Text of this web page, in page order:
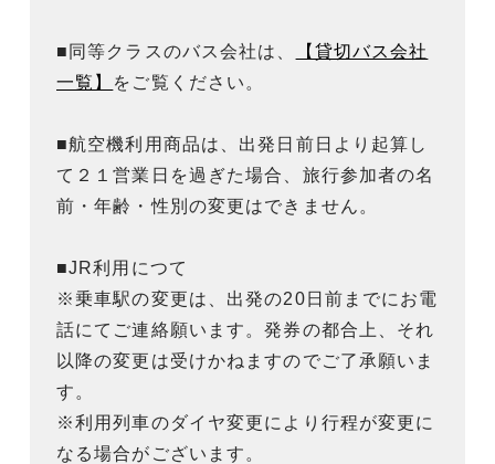
■同等クラスのバス会社は、
【貸切バス会社
一覧】 をご覧ください。
■航空機利用商品は、出発日前日より起算し
て２１営業日を過ぎた場合、旅行参加者の名
前・年齢・性別の変更はできません。
■JR利用につて
※乗車駅の変更は、出発の20日前までにお電
話にてご連絡願います。発券の都合上、それ
以降の変更は受けかねますのでご了承願いま
す。
※利用列車のダイヤ変更により行程が変更に
なる場合がございます。